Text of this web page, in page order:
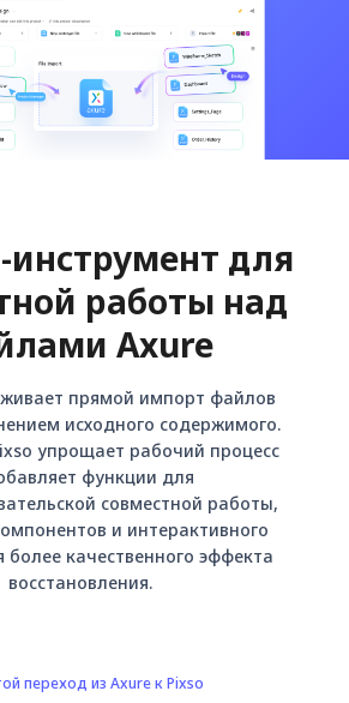
для
работы над
Axure
прямой импорт файлов
исходного содержимого.
упрощает рабочий процесс
функции для
совместной работы,
и интерактивного
более качественного эффекта
восстановления.
переход из Axure к Pixso